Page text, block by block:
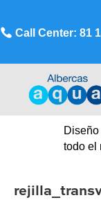
Call Center: 81
todo el